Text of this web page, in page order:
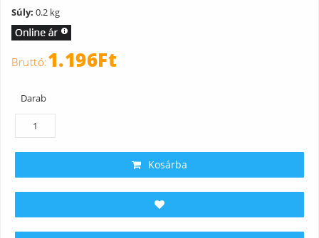
Súly: 0.2 kg
1.196Ft
Darab
Kosárba